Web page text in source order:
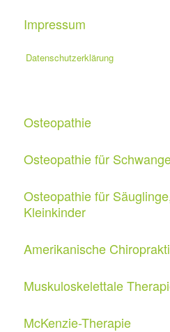
Impressum
Datenschutzerklärung
Osteopathie
Osteopathie für
Osteopathie für
Kleinkinder
Amerikanische
Muskuloskelettale
McKenzie-Therapie